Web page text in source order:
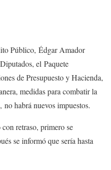
Público, Édgar Amador
el Paquete
de Presupuesto y Hacienda,
medidas para combatir la
habrá nuevos impuestos.
retraso, primero se
se informó que sería hasta